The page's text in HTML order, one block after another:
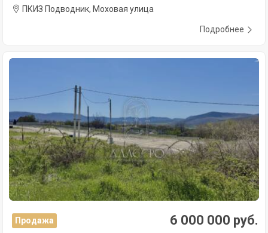
ПКИЗ Подводник, Моховая улица
Подробнее
Продажа 6 000 000 руб.